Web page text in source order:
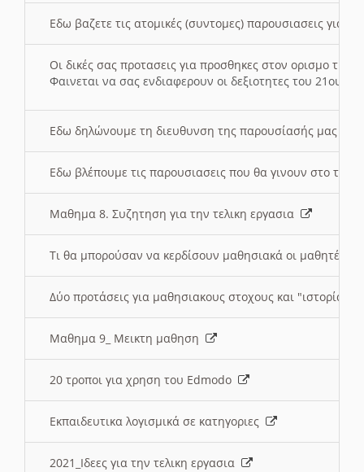
Εδω βαζετε τις ατομικές (συντομες) παρουσιασεις για
Οι δικές σας προτασεις για προσθηκες στον ορισμο
Φαινεται να σας ενδιαφερουν οι δεξιοτητες του 21ου
Εδω δηλώνουμε τη διευθυνση της παρουσίασής μας
Εδω βλέπουμε τις παρουσιασεις που θα γινουν στο
Μαθημα 8. Συζητηση για την τελικη εργασια
Τι θα μπορούσαν να κερδίσουν μαθησιακά οι μαθητές/
Δύο προτάσεις για μαθησιακους στοχους και "ιστορία"
Μαθημα 9_ Μεικτη μαθηση
20 τροποι για χρηση του Edmodo
Εκπαιδευτικα λογισμικά σε κατηγοριες
2021_Ιδεες για την τελικη εργασια